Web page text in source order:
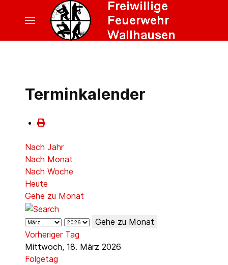
Terminkalender
Nach Jahr
Nach Monat
Nach Woche
Heute
Gehe zu Monat
Gehe zu Monat
Vorheriger Tag
Mittwoch, 18. März 2026
Folgetag